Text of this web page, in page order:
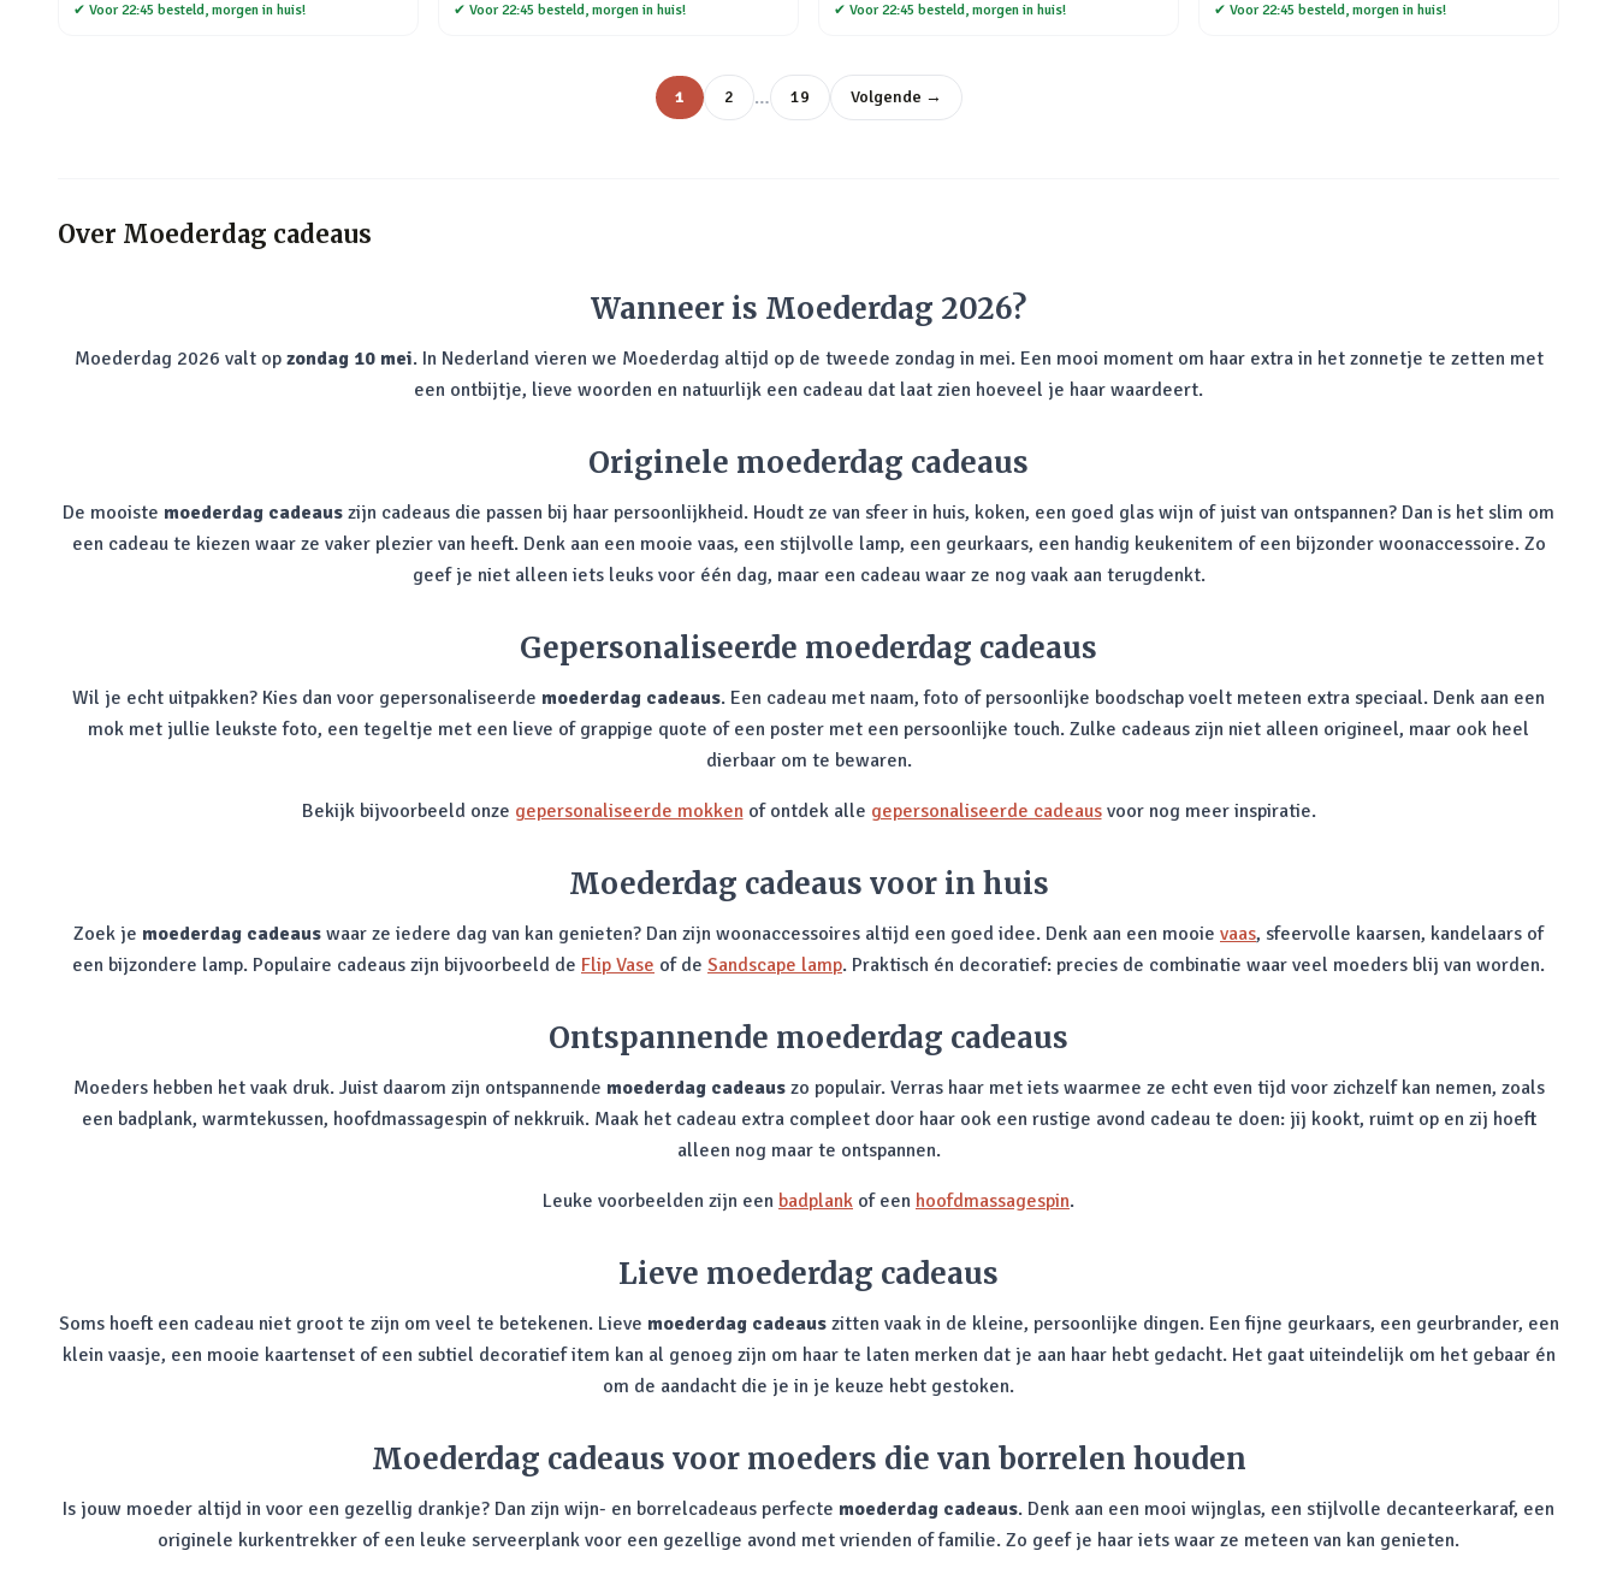
✔ Voor 22:45 besteld, morgen in huis! ✔ Voor 22:45 besteld, morgen in huis! ✔ Voor 22:45 besteld, morgen in huis! ✔ Voor 22:45 besteld, morgen in huis!
1 2 … 19 Volgende →
Over Moederdag cadeaus
Wanneer is Moederdag 2026?
Moederdag 2026 valt op zondag 10 mei. In Nederland vieren we Moederdag altijd op de tweede zondag in mei. Een mooi moment om haar extra in het zonnetje te zetten met
een ontbijtje, lieve woorden en natuurlijk een cadeau dat laat zien hoeveel je haar waardeert.
Originele moederdag cadeaus
De mooiste moederdag cadeaus zijn cadeaus die passen bij haar persoonlijkheid. Houdt ze van sfeer in huis, koken, een goed glas wijn of juist van ontspannen? Dan is het slim om
een cadeau te kiezen waar ze vaker plezier van heeft. Denk aan een mooie vaas, een stijlvolle lamp, een geurkaars, een handig keukenitem of een bijzonder woonaccessoire. Zo
geef je niet alleen iets leuks voor één dag, maar een cadeau waar ze nog vaak aan terugdenkt.
Gepersonaliseerde moederdag cadeaus
Wil je echt uitpakken? Kies dan voor gepersonaliseerde moederdag cadeaus. Een cadeau met naam, foto of persoonlijke boodschap voelt meteen extra speciaal. Denk aan een
mok met jullie leukste foto, een tegeltje met een lieve of grappige quote of een poster met een persoonlijke touch. Zulke cadeaus zijn niet alleen origineel, maar ook heel
dierbaar om te bewaren.
Bekijk bijvoorbeeld onze gepersonaliseerde mokken of ontdek alle gepersonaliseerde cadeausvoor nog meer inspiratie.
Moederdag cadeaus voor in huis
Zoek je moederdag cadeaus waar ze iedere dag van kan genieten? Dan zijn woonaccessoires altijd een goed idee. Denk aan een mooie vaas, sfeervolle kaarsen, kandelaars of
een bijzondere lamp. Populaire cadeaus zijn bijvoorbeeld de Flip Vase of de Sandscape lamp. Praktisch én decoratief: precies de combinatie waar veel moeders blij van worden.
Ontspannende moederdag cadeaus
Moeders hebben het vaak druk. Juist daarom zijn ontspannende moederdag cadeauszo populair. Verras haar met iets waarmee ze echt even tijd voor zichzelf kan nemen, zoals
een badplank, warmtekussen, hoofdmassagespin of nekkruik. Maak het cadeau extra compleet door haar ook een rustige avond cadeau te doen: jij kookt, ruimt op en zij hoeft
alleen nog maar te ontspannen.
Leuke voorbeelden zijn een badplank of een hoofdmassagespin.
Lieve moederdag cadeaus
Soms hoeft een cadeau niet groot te zijn om veel te betekenen. Lieve moederdag cadeauszitten vaak in de kleine, persoonlijke dingen. Een fijne geurkaars, een geurbrander, een
klein vaasje, een mooie kaartenset of een subtiel decoratief item kan al genoeg zijn om haar te laten merken dat je aan haar hebt gedacht. Het gaat uiteindelijk om het gebaar én
om de aandacht die je in je keuze hebt gestoken.
Moederdag cadeaus voor moeders die van borrelen houden
Is jouw moeder altijd in voor een gezellig drankje? Dan zijn wijn- en borrelcadeaus perfecte moederdag cadeaus. Denk aan een mooi wijnglas, een stijlvolle decanteerkaraf, een
originele kurkentrekker of een leuke serveerplank voor een gezellige avond met vrienden of familie. Zo geef je haar iets waar ze meteen van kan genieten.